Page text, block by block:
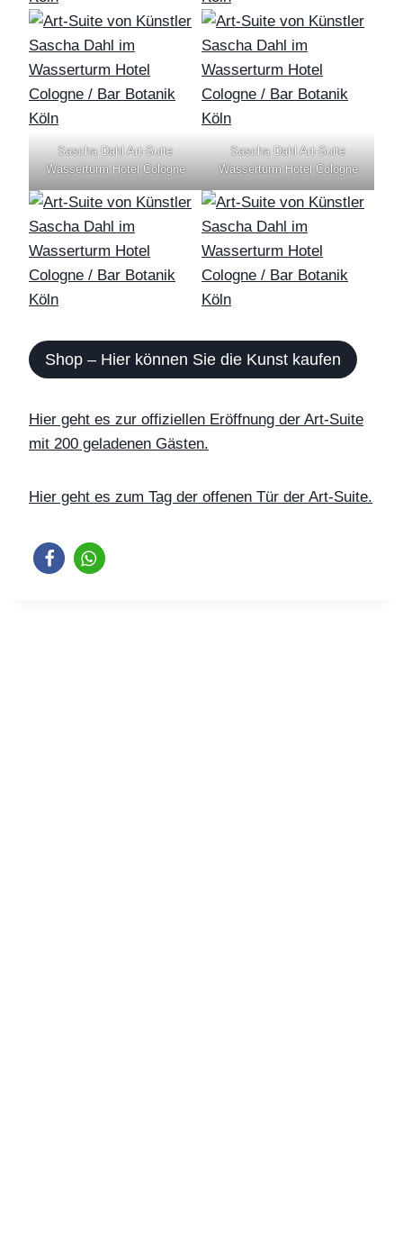
Sascha Dahl Art-Suite
Wasserturm Hotel Cologne
Sascha Dahl Art-Suite
Wasserturm Hotel Cologne
Shop – Hier können Sie die Kunst kaufen
Hier geht es zur offiziellen Eröffnung der Art-Suite
mit 200 geladenen Gästen.
Hier geht es zum Tag der offenen Tür der Art-Suite.